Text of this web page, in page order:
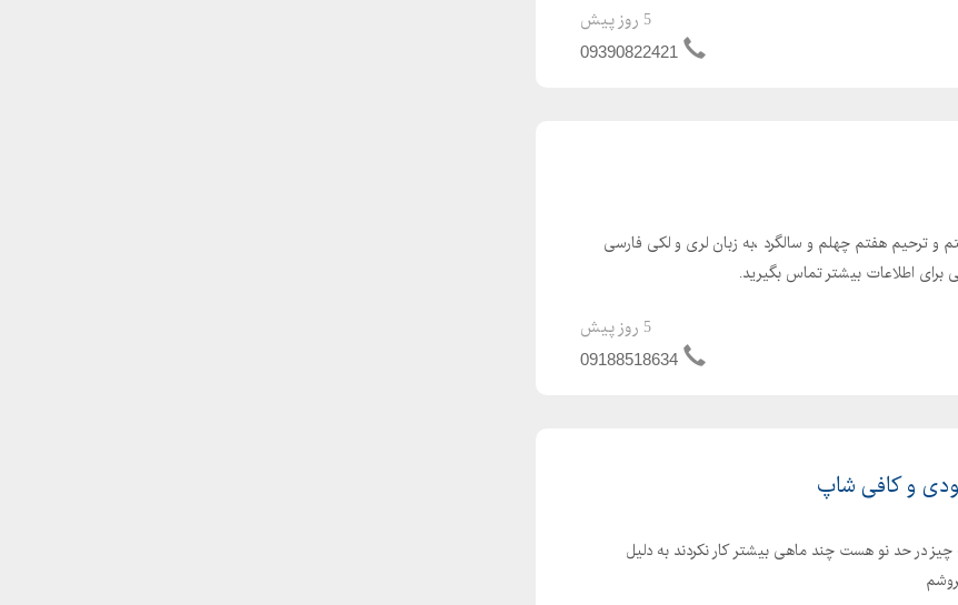
5 روز پیش
09390822421
و ترحیم هفتم چهلم و سالگرد ،به زبان لری و لکی فارسی
اطلاعات بیشتر تماس بگیرید.
5 روز پیش
09188518634
و کافی شاپ
در حد نو هست چند ماهی بیشتر کار نکردند به دلیل